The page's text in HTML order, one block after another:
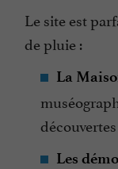
Le site est
de pluie :
La
Les